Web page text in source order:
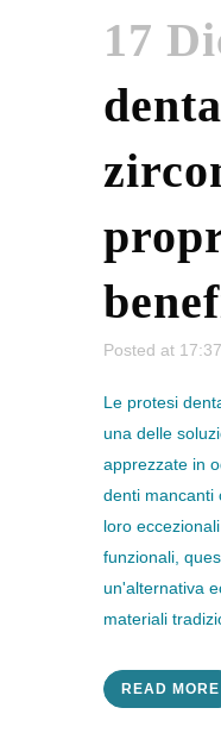
17
Posted at
Le protesi
una delle
apprezzate in
denti mancanti
loro
funzionali,
un'alternativa
materiali
READ MORE